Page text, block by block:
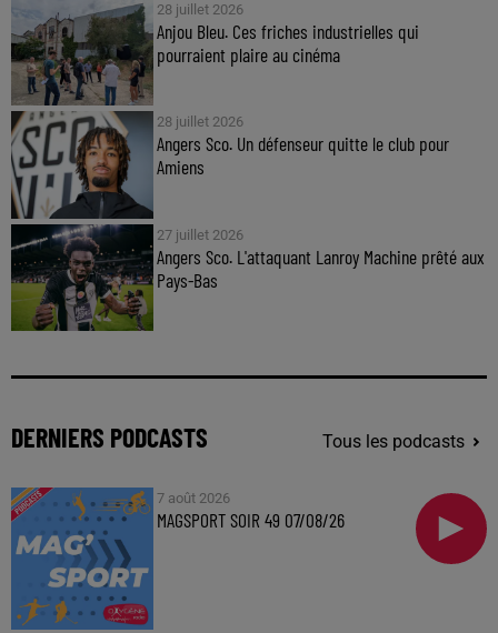
28 juillet 2026
Anjou Bleu. Ces friches industrielles qui
pourraient plaire au cinéma
28 juillet 2026
Angers Sco. Un défenseur quitte le club pour
Amiens
27 juillet 2026
Angers Sco. L'attaquant Lanroy Machine prêté aux
Pays-Bas
DERNIERS PODCASTS Tous les podcasts
7 août 2026
MAGSPORT SOIR 49 07/08/26